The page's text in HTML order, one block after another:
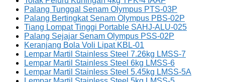
Palang Tunggal Senam Olympus PTS-03P
Palang Bertingkat Senam Olympus PBS-02P
Tiang Lompat Tinggi Portable SAHJ-ALU-025
Palang Sejajar Senam Olympus PSS-02P
Keranjang Bola Voli Lipat KBL-01
Lempar Martil Stainless Steel 7.26kg LMSS-7
Lempar Martil Stainless Steel 6kg LMSS-6
Lempar Martil Stainless Steel 5.45kg LMSS-5A